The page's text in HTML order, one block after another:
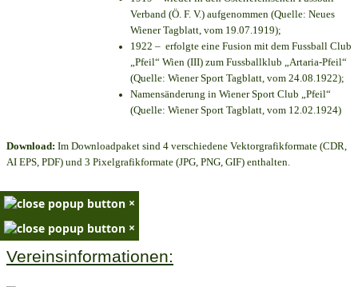
Verband (Ö. F. V.) aufgenommen (Quelle: Neues
Wiener Tagblatt, vom 19.07.1919);
1922 – erfolgte eine Fusion mit dem Fussball Club
„Pfeil“ Wien (III) zum Fussballklub „Artaria-Pfeil“
(Quelle: Wiener Sport Tagblatt, vom 24.08.1922);
Namensänderung in Wiener Sport Club „Pfeil“
(Quelle: Wiener Sport Tagblatt, vom 12.02.1924)
Download: Im Downloadpaket sind 4 verschiedene Vektorgrafikformate (CDR,
AI EPS, PDF) und 3 Pixelgrafikformate (JPG, PNG, GIF) enthalten.
×
×
Vereinsinformationen: